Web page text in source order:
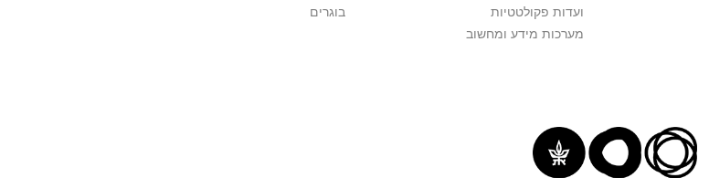
ועדות פקולטטיות
מערכות מידע ומחשוב
בוגרים